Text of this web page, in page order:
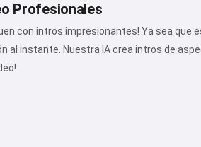
Profesionales
con intros impresionantes! Ya sea
al instante. Nuestra IA crea intros de